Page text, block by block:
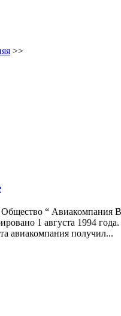
>>
Общество “
1 августа 1994 года.
авиакомпания получил...